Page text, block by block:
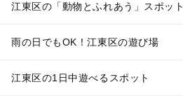
江東区の「動物とふれあう」スポット
雨の日でもOK！江東区の遊び場
江東区の1日中遊べるスポット